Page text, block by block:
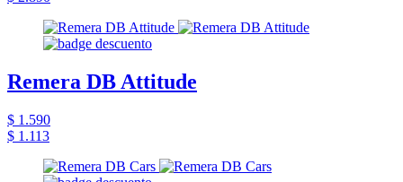
Remera DB Attitude
$ 1.590
$ 1.113